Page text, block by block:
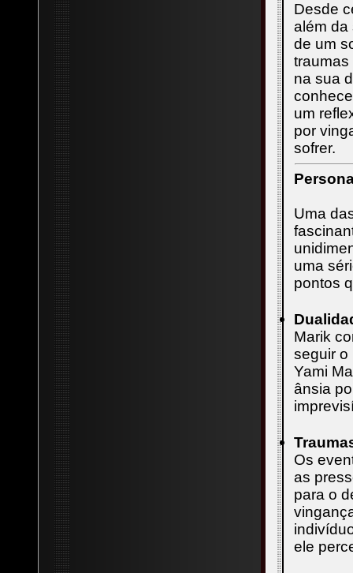
Desde
além da
de um
na sua
um
por
sofrer.
Uma
uma
pontos
Marik
seguir o
Yami
ânsia
Os
as
para o
ele